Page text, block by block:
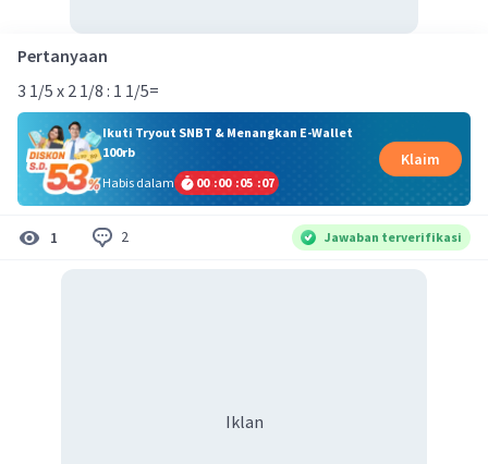
Pertanyaan
3 1/5 x 2 1/8 : 1 1/5=
Ikuti Tryout SNBT & Menangkan E-Wallet
100rb
Habis dalam
00 :00 :05 :07
Klaim
1 2 Jawaban terverifikasi
Iklan